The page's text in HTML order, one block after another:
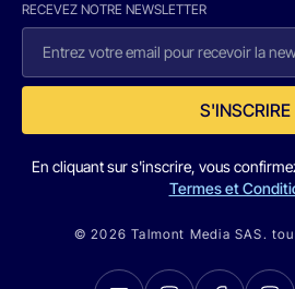
RECEVEZ NOTRE NEWSLETTER
S'INSCRIRE
En cliquant sur s'inscrire, vous
Termes et
© 2026 Talmont Media SAS.